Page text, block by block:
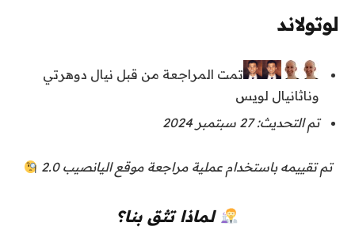
لوتولاند
تمت المراجعة من قبل نيال دوهرتي
وناثانيال لويس
تم التحديث: 27 سبتمبر 2024
تم تقييمه باستخدام عملية مراجعة موقع اليانصيب 2.0
لماذا تثق بنا؟